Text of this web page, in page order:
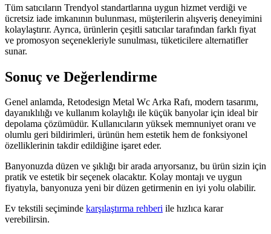
Tüm satıcıların Trendyol standartlarına uygun hizmet verdiği ve
ücretsiz iade imkanının bulunması, müşterilerin alışveriş deneyimini
kolaylaştırır. Ayrıca, ürünlerin çeşitli satıcılar tarafından farklı fiyat
ve promosyon seçenekleriyle sunulması, tüketicilere alternatifler
sunar.
Sonuç ve Değerlendirme
Genel anlamda, Retodesign Metal Wc Arka Rafı, modern tasarımı,
dayanıklılığı ve kullanım kolaylığı ile küçük banyolar için ideal bir
depolama çözümüdür. Kullanıcıların yüksek memnuniyet oranı ve
olumlu geri bildirimleri, ürünün hem estetik hem de fonksiyonel
özelliklerinin takdir edildiğine işaret eder.
Banyonuzda düzen ve şıklığı bir arada arıyorsanız, bu ürün sizin için
pratik ve estetik bir seçenek olacaktır. Kolay montajı ve uygun
fiyatıyla, banyonuza yeni bir düzen getirmenin en iyi yolu olabilir.
Ev tekstili seçiminde karşılaştırma rehberi ile hızlıca karar
verebilirsin.